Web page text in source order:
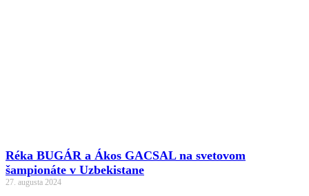
Réka BUGÁR a Ákos GACSAL na svetovom
šampionáte v Uzbekistane
27. augusta 2024